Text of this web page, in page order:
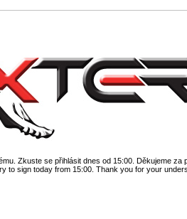
Zkuste se přihlásit dnes od 15:00. Děkujeme za
to sign today from 15:00. Thank you for your